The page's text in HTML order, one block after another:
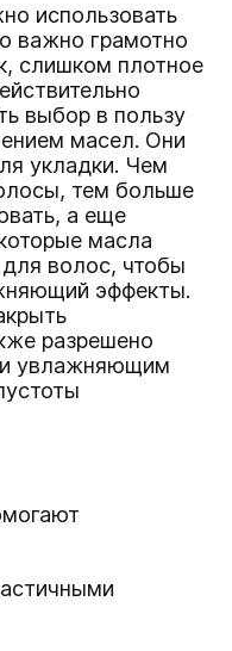
использовать
важно грамотно
слишком плотное
выбор в пользу
масел. Они
укладки. Чем
тем больше
а еще
масла
волос, чтобы
эффекты.
разрешено
и увлажняющим